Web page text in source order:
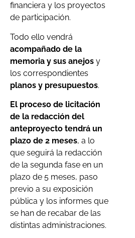
financiera y los proyectos
de participación.
Todo ello vendrá
acompañado de la
memoria y sus anejos y
los correspondientes
planos y presupuestos.
El proceso de licitación
de la redacción del
anteproyecto tendrá un
plazo de 2 meses, a lo
que seguirá la redacción
de la segunda fase en un
plazo de 5 meses, paso
previo a su exposición
pública y los informes que
se han de recabar de las
distintas administraciones.